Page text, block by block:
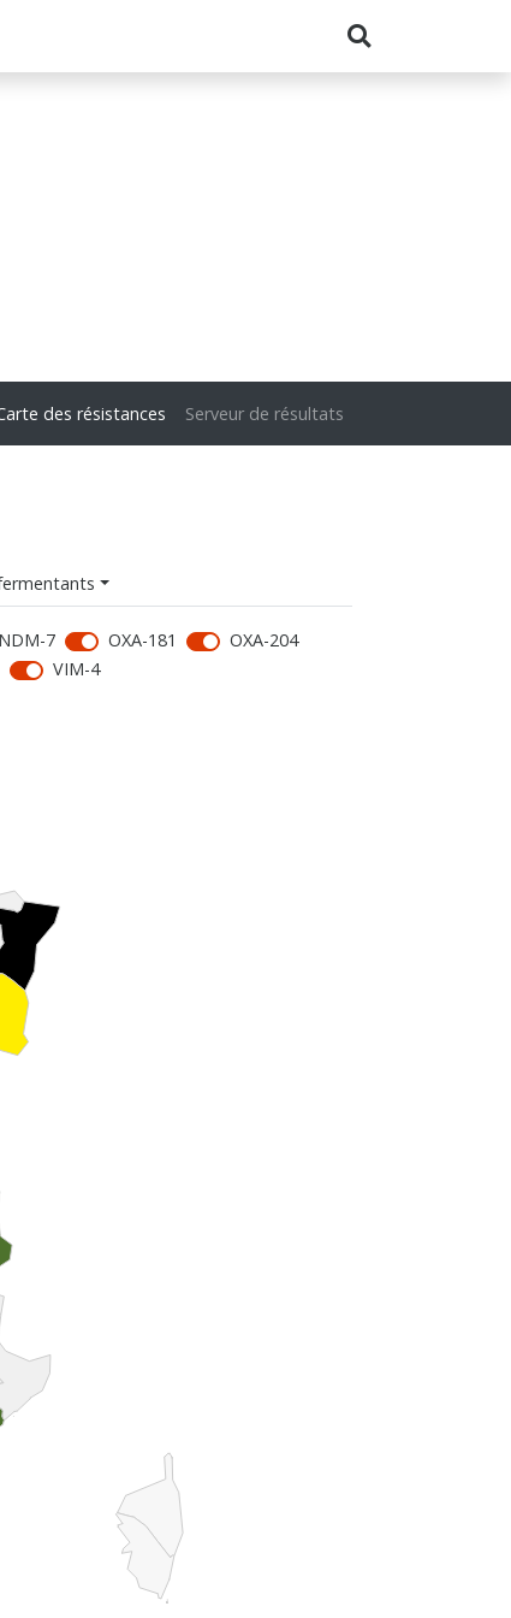
des résistances Serveur de résultats
NDM-7 OXA-181
OXA-204
VIM-4